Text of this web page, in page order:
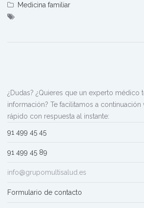
Medicina familiar
¿Dudas? ¿Quieres que un experto médico
información? Te facilitamos a continuación
rápido con respuesta al instante:
91 499 45 45
91 499 45 89
info@grupomultisalud.es
Formulario de contacto